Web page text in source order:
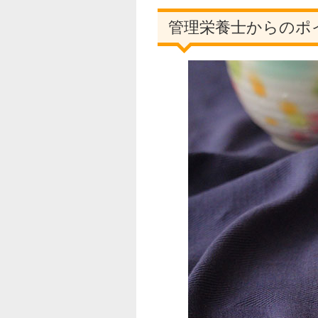
管理栄養士からのポ